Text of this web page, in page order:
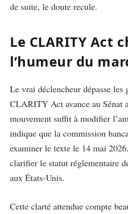
de suite, le doute recule.
Le CLARITY Act
l’humeur du
Le vrai déclencheur dépasse les
CLARITY Act avance au Sénat
mouvement suffit à modifier
indique que la commission
examiner le texte le 14 mai
clarifier le statut réglementaire
aux États-Unis.
Cette clarté attendue compte